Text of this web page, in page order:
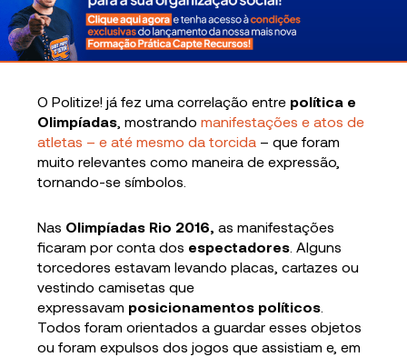
O Politize! já fez uma correlação entre política e
Olimpíadas , mostrandomanifestações e atos de
atletas – e até mesmo da torcida – que foram
muito relevantes como maneira de expressão,
tornando-se símbolos.
Nas Olimpíadas Rio 2016, as manifestações
ficaram por conta dos espectadores . Alguns
torcedores estavam levando placas, cartazes ou
vestindo camisetas que
expressavam posicionamentos políticos
Todos foram orientados a guardar esses objetos
ou foram expulsos dos jogos que assistiam e, em